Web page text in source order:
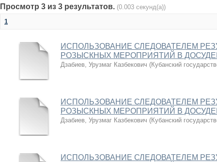
Просмотр 3 из 3 результатов. (0.003 секунд(а))
1
ИСПОЛЬЗОВАНИЕ СЛЕДОВАТЕЛЕМ
РОЗЫСКНЫХ МЕРОПРИЯТИЙ В
Дзабиев, Урузмаг Казбекович (Кубанский
ИСПОЛЬЗОВАНИЕ СЛЕДОВАТЕЛЕМ
РОЗЫСКНЫХ МЕРОПРИЯТИЙ В
Дзабиев, Урузмаг Казбекович (Кубанский
ИСПОЛЬЗОВАНИЕ СЛЕДОВАТЕЛЕМ